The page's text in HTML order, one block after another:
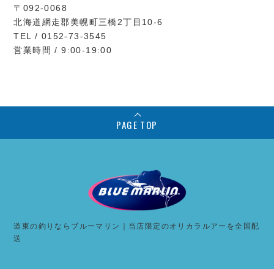
〒092-0068
北海道網走郡美幌町三橋2丁目10-6
TEL / 0152-73-3545
営業時間 / 9:00-19:00
PAGE TOP
道東の釣りならブルーマリン｜当店限定のオリカラルアーを全国配
送